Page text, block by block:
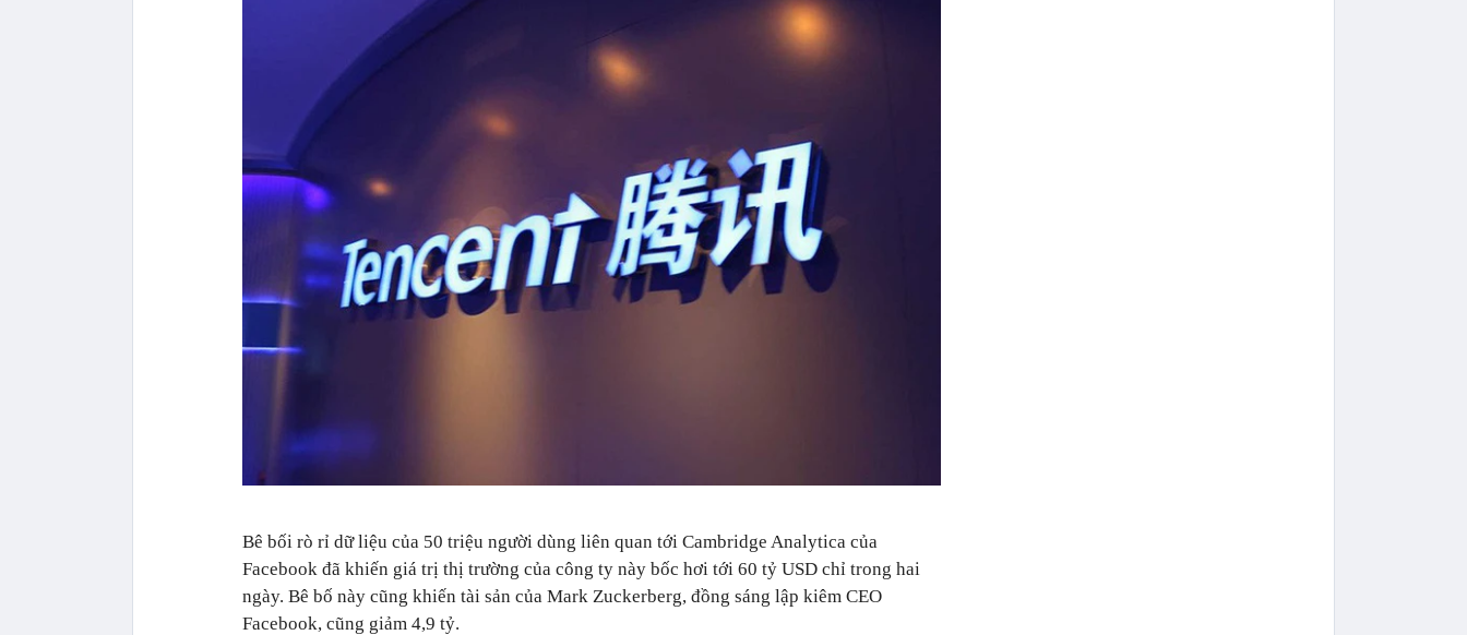
Bê bối rò rỉ dữ liệu của 50 triệu người dùng liên quan tới Cambridge Analytica của
Facebook đã khiến giá trị thị trường của công ty này bốc hơi tới 60 tỷ USD chỉ trong hai
ngày. Bê bố này cũng khiến tài sản của Mark Zuckerberg, đồng sáng lập kiêm CEO
Facebook, cũng giảm 4,9 tỷ.